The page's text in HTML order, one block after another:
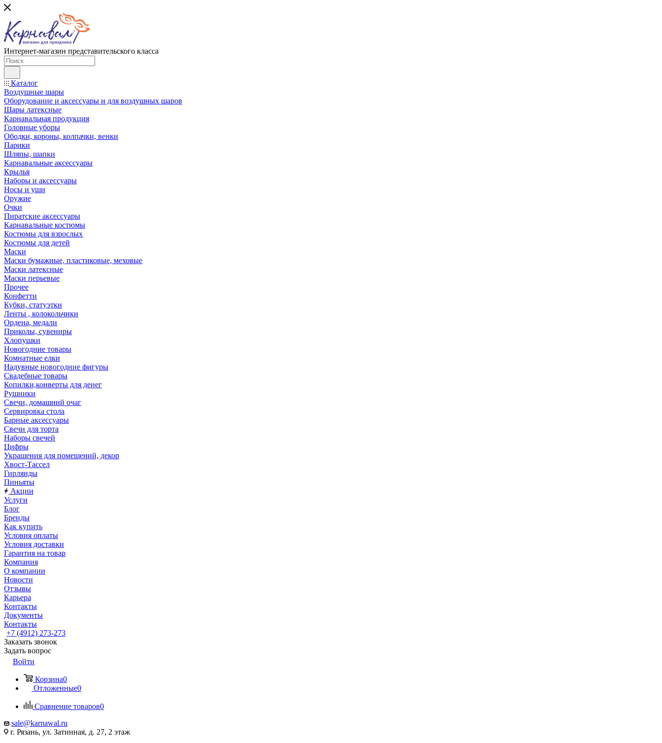
Интернет-магазин представительского класса
Каталог
Воздушные шары
Оборудование и аксессуары и для воздушных шаров
Шары латексные
Карнавальная продукция
Головные уборы
Ободки, короны, колпачки, венки
Парики
Шляпы, шапки
Карнавальные аксессуары
Крылья
Наборы и аксессуары
Носы и уши
Оружие
Очки
Пиратские аксессуары
Карнавальные костюмы
Костюмы для взрослых
Костюмы для детей
Маски
Маски бумажные, пластиковые, меховые
Маски латексные
Маски перьевые
Прочее
Конфетти
Кубки, статуэтки
Ленты , колокольчики
Ордена, медали
Приколы, сувениры
Хлопушки
Новогодние товары
Комнатные елки
Надувные новогодние фигуры
Свадебные товары
Копилки,конверты для денег
Рушники
Свечи, домашний очаг
Сервировка стола
Барные аксессуары
Свечи для торта
Наборы свечей
Цифры
Украшения для помещений, декор
Хвост-Тассел
Гирлянды
Пиньяты
Акции
Услуги
Блог
Бренды
Как купить
Условия оплаты
Условия доставки
Гарантия на товар
Компания
О компании
Новости
Отзывы
Карьера
Контакты
Документы
Контакты
+7 (4912) 273-273
Заказать звонок
Задать вопрос
Войти
Корзина0
Отложенные0
Сравнение товаров0
sale@karnawal.ru
г. Рязань, ул. Затинная, д. 27, 2 этаж